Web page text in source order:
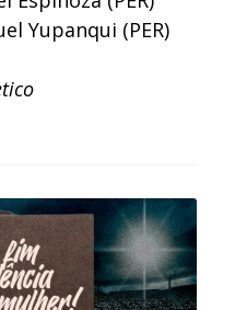
Yupanqui (PER)